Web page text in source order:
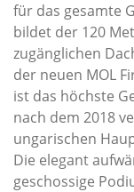
für das gesamte
bildet der 120
zugänglichen
der neuen MOL
ist das höchste
nach dem 2018
ungarischen
Die elegant
geschossige